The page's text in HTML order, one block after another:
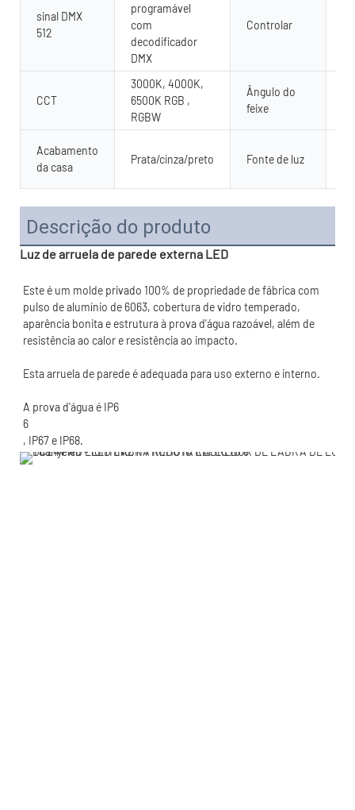
sinal DMX
512
programável
com
decodificador
DMX
Controlar
CCT
3000K, 4000K,
6500K RGB ,
RGBW
Ângulo do
feixe
Acabamento
da casa
Prata/cinza/preto Fonte de luz
Descrição do produto
Luz de arruela de parede externa LED
Este é um molde privado 100% de propriedade de fábrica com
pulso de alumínio de 6063, cobertura de vidro temperado,
aparência bonita e estrutura à prova d'água razoável, além de